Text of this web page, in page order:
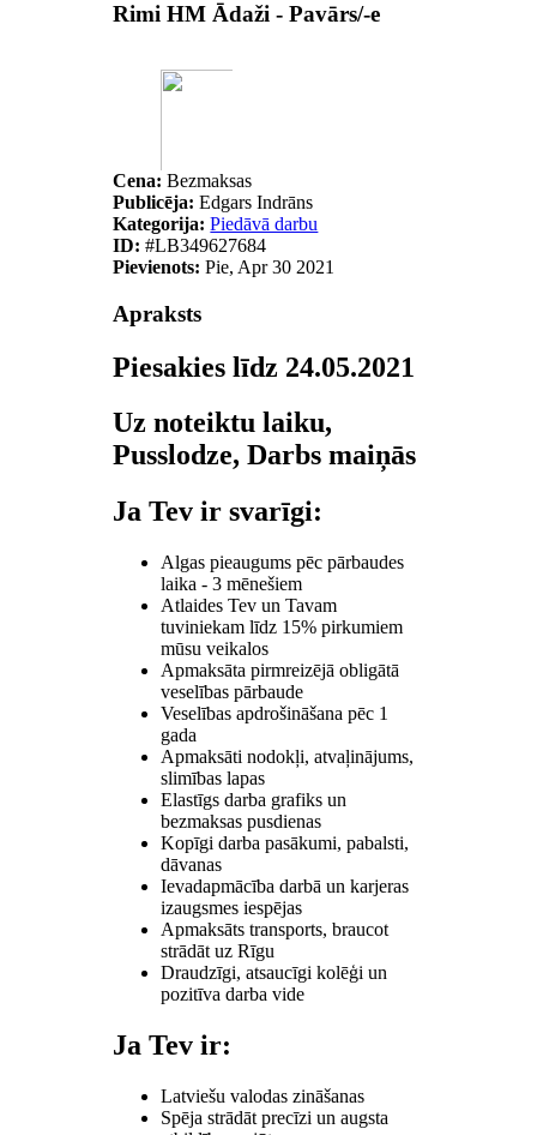
Rimi HM Ādaži - Pavārs/-e
Cena: Bezmaksas
Publicēja:Edgars Indrāns
Kategorija: Piedāvā darbu
ID: #LB349627684
Pievienots: Pie, Apr 30 2021
Apraksts
Piesakies līdz 24.05.2021
Uz noteiktu laiku,
Pusslodze, Darbs maiņās
Ja Tev ir svarīgi:
Algas pieaugums pēc pārbaudes
laika - 3 mēnešiem
Atlaides Tev un Tavam
tuviniekam līdz 15% pirkumiem
mūsu veikalos
Apmaksāta pirmreizējā obligātā
veselības pārbaude
Veselības apdrošināšana pēc 1
gada
Apmaksāti nodokļi, atvaļinājums,
slimības lapas
Elastīgs darba grafiks un
bezmaksas pusdienas
Kopīgi darba pasākumi, pabalsti,
dāvanas
Ievadapmācība darbā un karjeras
izaugsmes iespējas
Apmaksāts transports, braucot
strādāt uz Rīgu
Draudzīgi, atsaucīgi kolēģi un
pozitīva darba vide
Ja Tev ir:
Latviešu valodas zināšanas
Spēja strādāt precīzi un augsta